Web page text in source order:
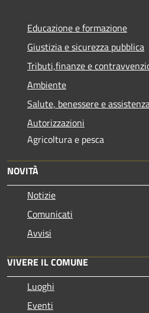
Educazione e formazione
Giustizia e sicurezza pubblica
Tributi,finanze e
Ambiente
Salute, benessere e
Autorizzazioni
Agricoltura e pesca
NOVITÀ
Notizie
Comunicati
Avvisi
VIVERE IL COMUNE
Luoghi
Eventi